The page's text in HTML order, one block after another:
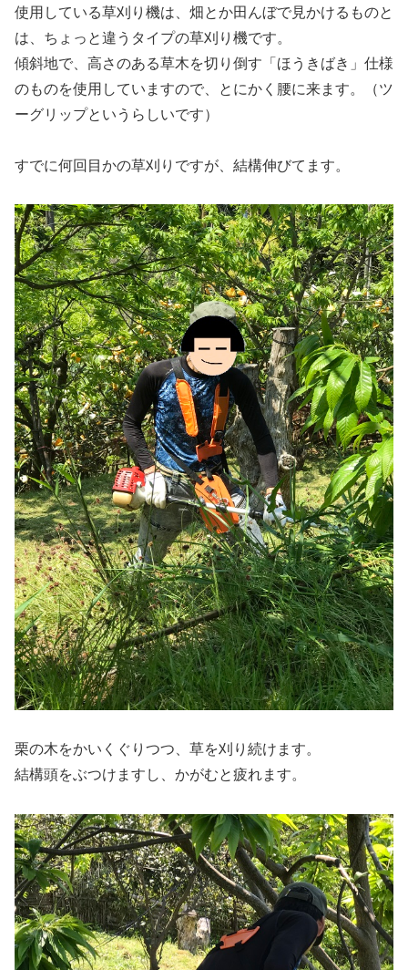
使用している草刈り機は、畑とか田んぼで見かけるものと
は、ちょっと違うタイプの草刈り機です。
傾斜地で、高さのある草木を切り倒す「ほうきばき」仕様
のものを使用していますので、とにかく腰に来ます。（ツ
ーグリップというらしいです）
すでに何回目かの草刈りですが、結構伸びてます。
栗の木をかいくぐりつつ、草を刈り続けます。
結構頭をぶつけますし、かがむと疲れます。